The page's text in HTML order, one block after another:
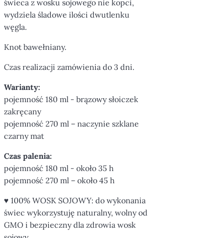
świeca z wosku sojowego nie kopci,
wydziela śladowe ilości dwutlenku
węgla.
Knot bawełniany.
Czas realizacji zamówienia do 3 dni.
Warianty:
pojemność 180 ml - brązowy słoiczek
zakręcany
pojemność 270 ml – naczynie szklane
czarny mat
Czas palenia:
pojemność 180 ml - około 35 h
pojemność 270 ml – około 45 h
♥ 100% WOSK SOJOWY: do wykonania
świec wykorzystuję naturalny, wolny od
GMO i bezpieczny dla zdrowia wosk